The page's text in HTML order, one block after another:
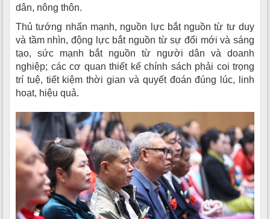
dân, nông thôn.
Thủ tướng nhấn mạnh, nguồn lực bắt nguồn từ tư duy
và tầm nhìn, động lực bắt nguồn từ sự đổi mới và sáng
tạo, sức mạnh bắt nguồn từ người dân và doanh
nghiệp; các cơ quan thiết kế chính sách phải coi trọng
trí tuệ, tiết kiệm thời gian và quyết đoán đúng lúc, linh
hoạt, hiệu quả.